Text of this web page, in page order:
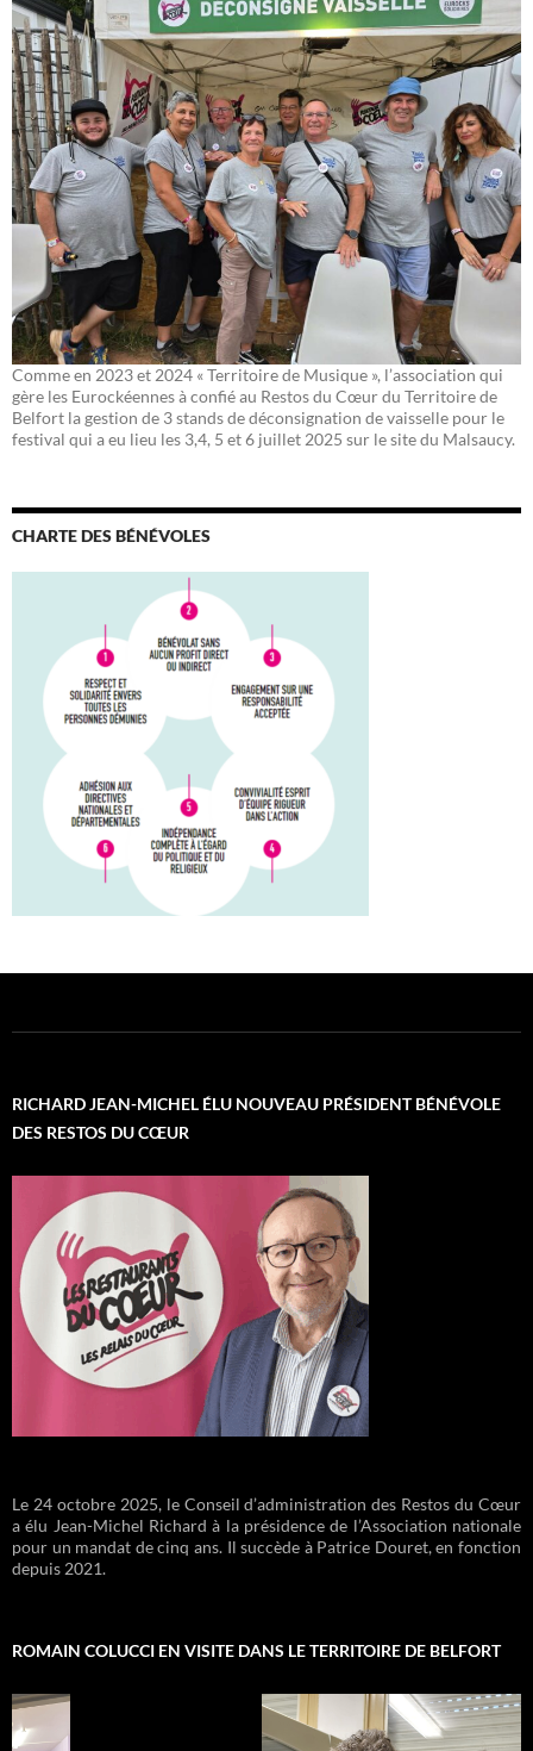
Comme en 2023 et 2024 « Territoire de Musique », l’association qui
gère les Eurockéennes à confié au Restos du Cœur du Territoire de
Belfort la gestion de 3 stands de déconsignation de vaisselle pour le
festival qui a eu lieu les 3,4, 5 et 6 juillet 2025 sur le site du Malsaucy.
CHARTE DES BÉNÉVOLES
RICHARD JEAN-MICHEL ÉLU NOUVEAU PRÉSIDENT BÉNÉVOLE
DES RESTOS DU CŒUR
Le 24 octobre 2025, le Conseil d’administration des Restos du Cœur
a élu Jean-Michel Richard à la présidence de l’Association nationale
pour un mandat de cinq ans. Il succède à Patrice Douret, en fonction
depuis 2021.
ROMAIN COLUCCI EN VISITE DANS LE TERRITOIRE DE BELFORT